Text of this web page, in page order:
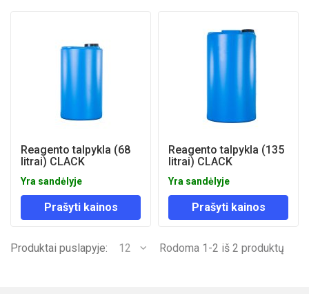
Reagento talpykla (68
litrai) CLACK
Yra sandėlyje
Prašyti kainos
Reagento talpykla (135
litrai) CLACK
Yra sandėlyje
Prašyti kainos
Produktai puslapyje: 12 Rodoma 1-2 iš 2 produktų